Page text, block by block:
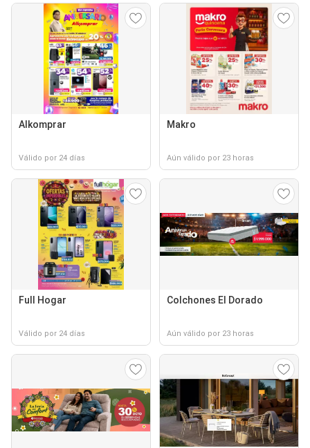
Alkomprar
Válido por 24 días
Makro
Aún válido por 23 horas
Full Hogar
Válido por 24 días
Colchones El Dorado
Aún válido por 23 horas